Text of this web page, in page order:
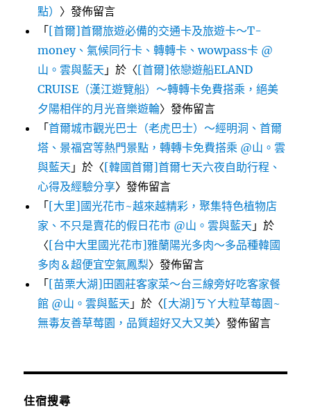
點） 〉發佈留言
「[首爾]首爾旅遊必備的交通卡及旅遊卡～T-
money、氣候同行卡、轉轉卡、wowpass卡 @
山。雲與藍天 」於〈[首爾]依戀遊船ELAND
CRUISE（漢江遊覽船）～轉轉卡免費搭乘，絕美
夕陽相伴的月光音樂遊輪〉發佈留言
「首爾城市觀光巴士（老虎巴士）～經明洞、首爾
塔、景福宮等熱門景點，轉轉卡免費搭乘 @山。雲
與藍天 」於〈[韓國首爾]首爾七天六夜自助行程、
心得及經驗分享〉發佈留言
「[大里]國光花市~越來越精彩，聚集特色植物店
家、不只是賣花的假日花市 @山。雲與藍天 」於
〈[台中大里國光花市]雅蘭陽光多肉～多品種韓國
多肉＆超便宜空氣鳳梨〉發佈留言
「[苗栗大湖]田園莊客家菜～台三線旁好吃客家餐
館 @山。雲與藍天 」於〈[大湖]ㄎㄚ大粒草莓園~
無毒友善草莓園，品質超好又大又美〉發佈留言
住宿搜尋